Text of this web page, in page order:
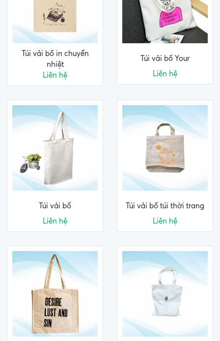
Túi vải bố in chuyển
nhiệt
Liên hệ
Túi vải bố Your
Liên hệ
Túi vải bố
Liên hệ
Túi vải bố túi thời trang
Liên hệ